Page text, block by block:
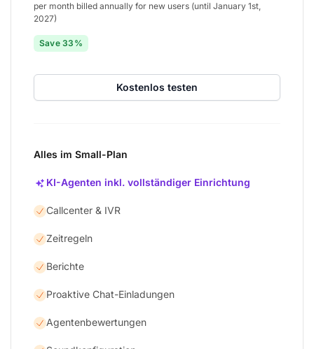
per month billed annually for new users (until January 1st,
2027)
Save 33%
Kostenlos testen
Alles im Small-Plan
KI-Agenten inkl. vollständiger Einrichtung
Callcenter & IVR
Zeitregeln
Berichte
Proaktive Chat-Einladungen
Agentenbewertungen